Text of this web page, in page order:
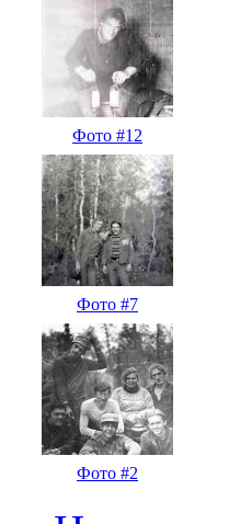
Фото #12
Фото #7
Фото #2